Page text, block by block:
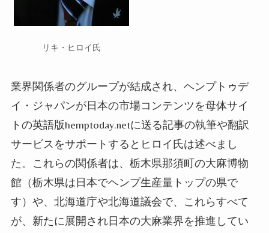
リキ・ヒロイ氏
業界関係者のグループが結成され、ヘンプトゥデ
イ・ジャパンが日本の市場コンテンツを母体サイ
トの英語版hemptoday.netに送る記事の執筆や翻訳
サービスをサポートするとヒロイ氏は述べまし
た。 これらの関係者は、栃木県那須町の大麻博物
館（栃木県は日本でヘンプ生産量トップの県で
す）や、北海道庁や北海道議会で、これらすべて
が、新たに展開され日本の大麻業界を推進してい